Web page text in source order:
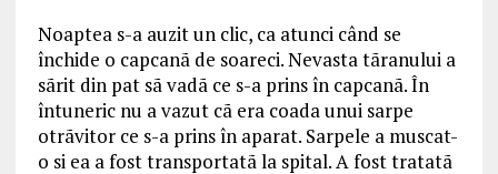
Noaptea s-a auzit un clic, ca atunci când se
închide o capcanã de soareci. Nevasta tãranului a
sãrit din pat sã vadã ce s-a prins în capcanã. În
întuneric nu a vazut cã era coada unui sarpe
otrãvitor ce s-a prins în aparat. Sarpele a muscat-
o si ea a fost transportatã la spital. A fost tratatã